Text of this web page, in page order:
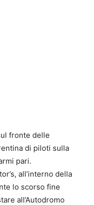
fronte delle
di piloti sulla
pari.
all’interno della
lo scorso fine
all’Autodromo